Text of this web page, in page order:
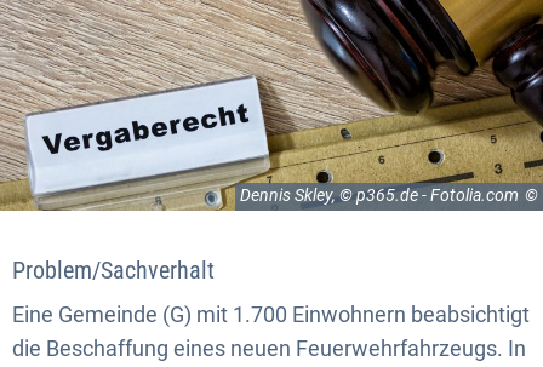
Dennis Skley, © p365.de - Fotolia.com
Problem/Sachverhalt
Eine Gemeinde (G) mit 1.700 Einwohnern beabsichtigt
die Beschaffung eines neuen Feuerwehrfahrzeugs. In